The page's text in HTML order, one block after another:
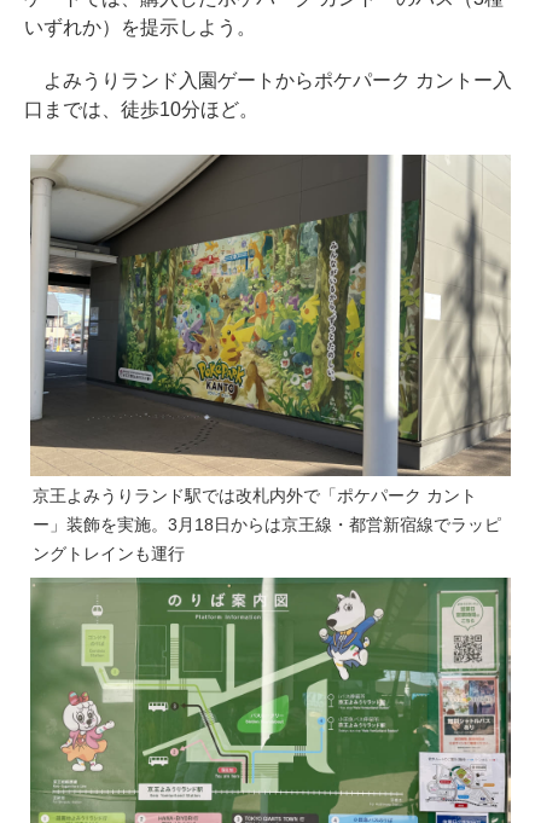
いずれか）を提示しよう。
よみうりランド入園ゲートからポケパーク カントー入
口までは、徒歩10分ほど。
京王よみうりランド駅では改札内外で「ポケパーク カント
ー」装飾を実施。3月18日からは京王線・都営新宿線でラッピ
ングトレインも運行